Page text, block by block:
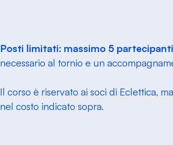
Posti limitati: massimo 5 partecipanti
necessario al tornio e un
Il corso è riservato ai soci di Eclettica,
nel costo indicato sopra.